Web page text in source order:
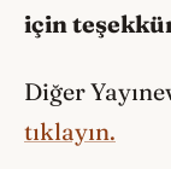
için
Diğer
tıklayın.